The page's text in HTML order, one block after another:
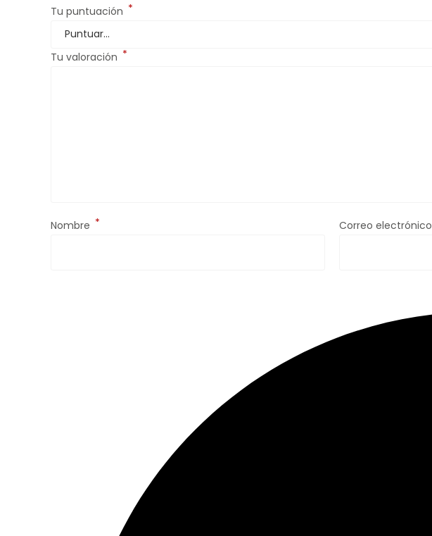
Tu puntuación *
Tu valoración *
Nombre * Correo electrónico